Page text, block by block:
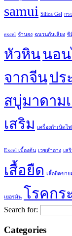
samui Silica Gel กร
excel จำนอง ฉนวนกันเสียง ซิ
หัวหินนอ
จากจีนปร
สบู่มาดาม
เสริม เครื่องกำเนิดไ
Excel เบื้องต้น เวชสำอาง เส
เสื้อยืด เสื้อยืดขาย
เยอรมัน โรคกร
Search for:
Categories